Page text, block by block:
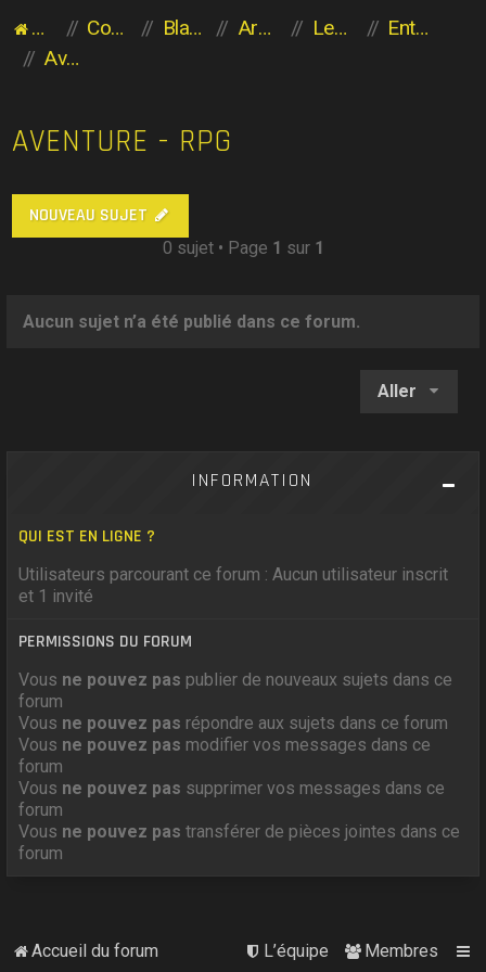
Accueil du forum
Communauté des Planaviens Blabla entre Planaviens Archives Les héritiers de l'Aventure
Entrez à vos risques et périls
Aventure - RPG
AVENTURE - RPG
NOUVEAU SUJET
0 sujet • Page 1 sur 1
Aucun sujet n’a été publié dans ce forum.
Aller
INFORMATION
QUI EST EN LIGNE ?
Utilisateurs parcourant ce forum : Aucun utilisateur inscrit
et 1 invité
PERMISSIONS DU FORUM
Vous ne pouvez pas publier de nouveaux sujets dans ce
forum
Vous ne pouvez pas répondre aux sujets dans ce forum
Vous ne pouvez pas modifier vos messages dans ce
forum
Vous ne pouvez pas supprimer vos messages dans ce
forum
Vous ne pouvez pas transférer de pièces jointes dans ce
forum
Accueil du forum Membres
L’équipe